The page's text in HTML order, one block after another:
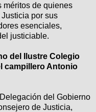
méritos de quienes
por sus
esenciales,
justiciable.
del Ilustre Colegio
campillero Antonio
del Gobierno
de Justicia,